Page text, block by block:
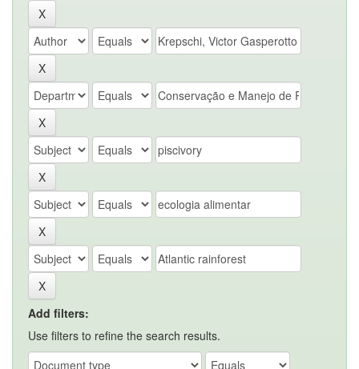
Add filters:
Use filters to refine the search results.